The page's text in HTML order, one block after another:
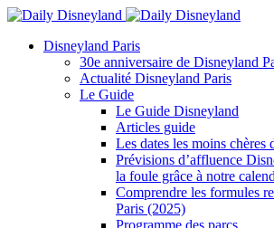
Disneyland Paris
30e anniversaire de Disneyland
Actualité Disneyland Paris
Le Guide
Le Guide Disneyland
Articles guide
Les dates les moins chères
Prévisions d’affluence
la foule grâce à notre
Comprendre les formules
Paris (2025)
Programme des parcs